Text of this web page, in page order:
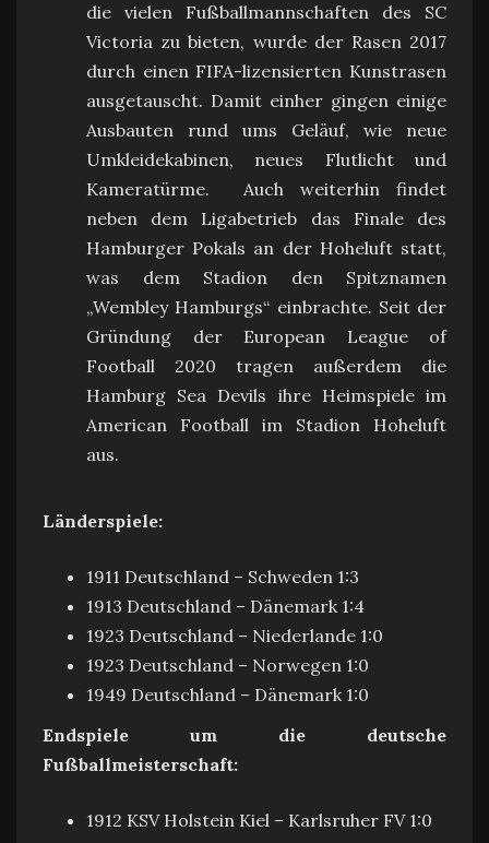
die vielen Fußballmannschaften des SC
Victoria zu bieten, wurde der Rasen 2017
durch einen FIFA-lizensierten Kunstrasen
ausgetauscht. Damit einher gingen einige
Ausbauten rund ums Geläuf, wie neue
Umkleidekabinen, neues Flutlicht und
Kameratürme. Auch weiterhin findet
neben dem Ligabetrieb das Finale des
Hamburger Pokals an der Hoheluft statt,
was dem Stadion den Spitznamen
„Wembley Hamburgs“ einbrachte. Seit der
Gründung der European League of
Football 2020 tragen außerdem die
Hamburg Sea Devils ihre Heimspiele im
American Football im Stadion Hoheluft
aus.
Länderspiele:
1911 Deutschland – Schweden 1:3
1913 Deutschland – Dänemark 1:4
1923 Deutschland – Niederlande 1:0
1923 Deutschland – Norwegen 1:0
1949 Deutschland – Dänemark 1:0
Endspiele um die deutsche
Fußballmeisterschaft:
1912 KSV Holstein Kiel – Karlsruher FV 1:0